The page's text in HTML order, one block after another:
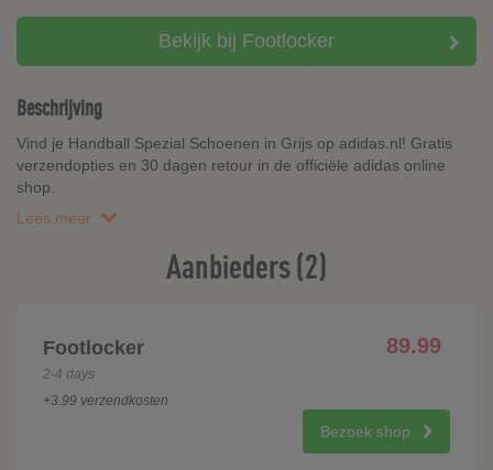
Bekijk bij Footlocker
Beschrijving
Vind je Handball Spezial Schoenen in Grijs op adidas.nl! Gratis
verzendopties en 30 dagen retour in de officiële adidas online
shop.
Lees meer
Aanbieders (2)
Footlocker 89.99
2-4 days
+3.99 verzendkosten
Bezoek shop